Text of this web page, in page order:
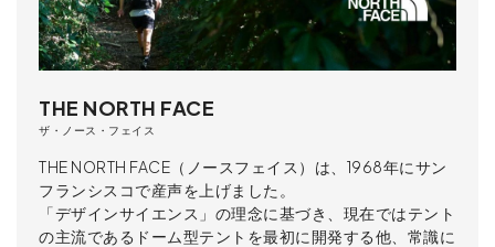
THE NORTH FACE
ザ・ノース・フェイス
THE NORTH FACE（ノースフェイス）は、1968年にサン
フランシスコで産声を上げました。
「デザインサイエンス」の理念に基づき、現在ではテント
の主流であるドーム型テントを最初に開発する他、常識に